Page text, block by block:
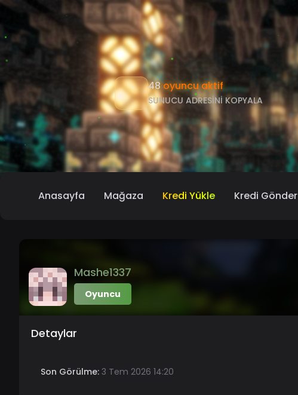
48oyuncu aktif
SUNUCU ADRESINI KOPYALA
Anasayfa Mağaza Kredi Yükle Kredi Gönder
Mashe1337
Oyuncu
Detaylar
Son Görülme: 3 Tem 2026 14:20